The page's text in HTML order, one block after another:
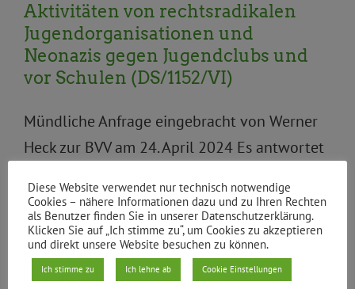
Aktivitäten von rechtsradikalen
Jugendorganisationen und
Neonazis gegen Jugendclubs und
vor Schulen (DS/1152/VI)
Mündliche Anfrage eingebracht von Werner
Heck zur BVV am 24. April 2024 Es antwortet
Familie und Gesundheit Ihre Anfrage
beantworte ich wie folgt: 1. Wurden und
werden auch in unserem Bezirk
Jugendzentren und Jugendclubs von
Diese Website verwendet nur technisch notwendige
Cookies – nähere Informationen dazu und zu Ihren Rechten
als Benutzer finden Sie in unserer Datenschutzerklärung.
Klicken Sie auf „Ich stimme zu“, um Cookies zu akzeptieren
und direkt unsere Website besuchen zu können.
Ich stimme zu Ich lehne ab Cookie Einstellungen